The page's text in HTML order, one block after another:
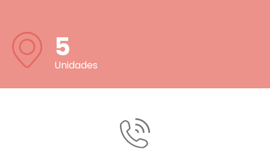
5
Unidades